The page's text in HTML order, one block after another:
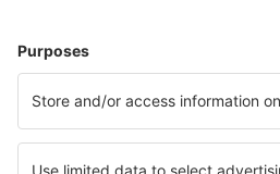
Cele mai căutate hoteluri
Hoteluri în Serbia - Orașe populare
Hoteluri în Zlatibor Hoteluri în